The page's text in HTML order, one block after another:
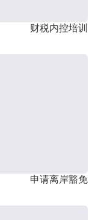
财税内控培训
申请离岸豁免